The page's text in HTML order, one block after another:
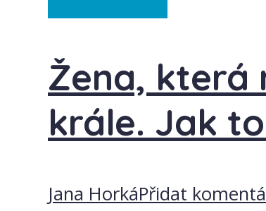
Žena, která
krále. Jak
Jana HorkáPřidat